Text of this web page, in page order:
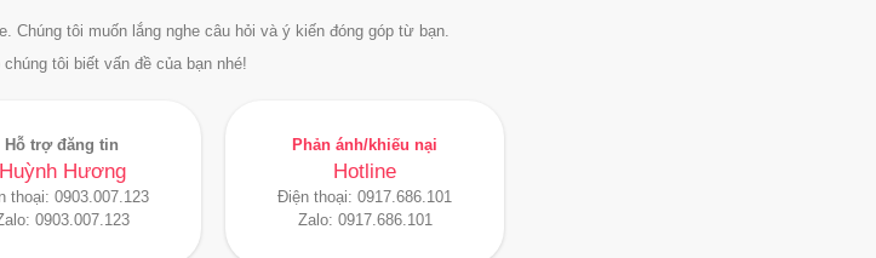
Chúng tôi muốn lắng nghe câu hỏi và ý kiến đóng góp từ bạn.
chúng tôi biết vấn đề của bạn nhé!
Hỗ trợ đăng tin
Huỳnh Hương
thoại: 0903.007.123
0903.007.123
Phản ánh/khiếu nại
Hotline
Điện thoại: 0917.686.101
Zalo: 0917.686.101